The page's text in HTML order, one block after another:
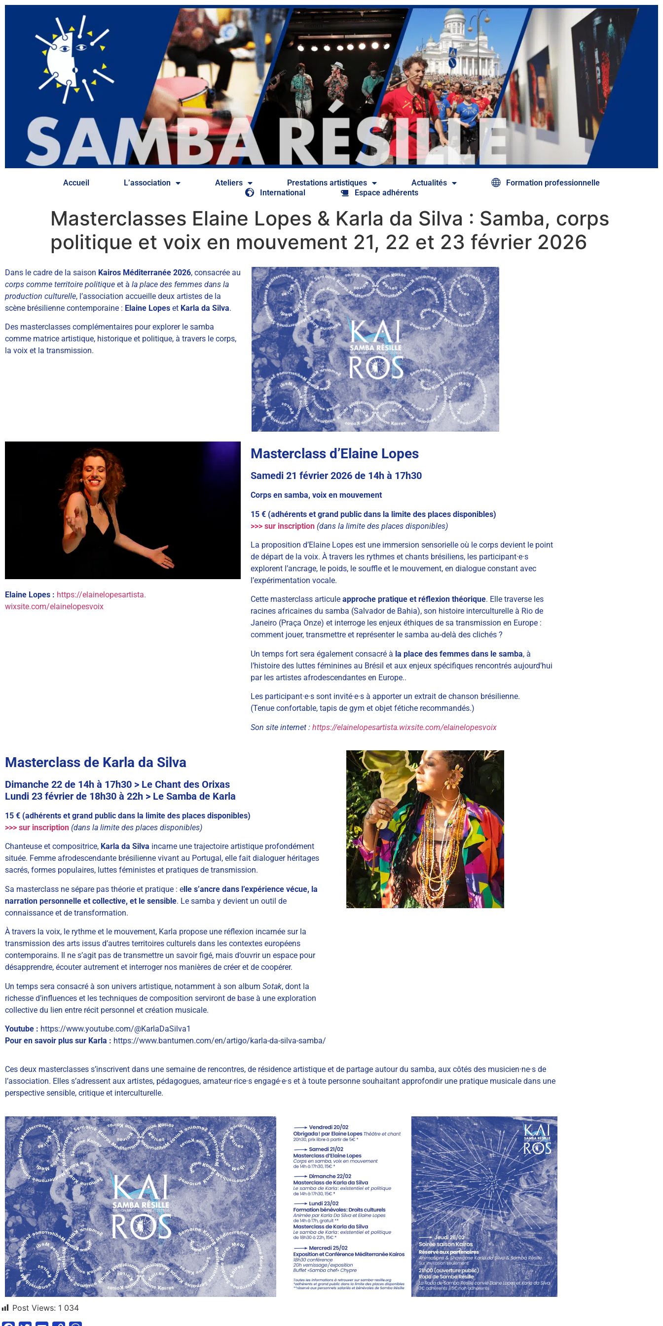
Accueil L’association Ateliers Prestations artistiques​ Actualités
Formation professionnelle
International
Espace adhérents
Masterclasses Elaine Lopes & Karla da Silva : Samba, corps
politique et voix en mouvement 21, 22 et 23 février 2026
Dans le cadre de la saison Kairos Méditerranée 2026, consacrée au
corps comme territoire politique et à la place des femmes dans la
production culturelle, l’association accueille deux artistes de la
scène brésilienne contemporaine : Elaine Lopes et Karla da Silva.
Des masterclasses complémentaires pour explorer le samba
comme matrice artistique, historique et politique, à travers le corps,
la voix et la transmission.
Elaine Lopes : https://elainelopesartista.
wixsite.com/elainelopesvoix
Masterclass d’Elaine Lopes
Samedi 21 février 2026 de 14h à 17h30
Corps en samba, voix en mouvement
15 € (adhérents et grand public dans la limite des places disponibles)
>>> sur inscription (dans la limite des places disponibles)
La proposition d’Elaine Lopes est une immersion sensorielle où le corps devient le point
de départ de la voix. À travers les rythmes et chants brésiliens, les participant·e·s
explorent l’ancrage, le poids, le souffle et le mouvement, en dialogue constant avec
l’expérimentation vocale.
Cette masterclass articule approche pratique et réflexion théorique. Elle traverse les
racines africaines du samba (Salvador de Bahia), son histoire interculturelle à Rio de
Janeiro (Praça Onze) et interroge les enjeux éthiques de sa transmission en Europe :
comment jouer, transmettre et représenter le samba au-delà des clichés ?
Un temps fort sera également consacré à la place des femmes dans le samba, à
l’histoire des luttes féminines au Brésil et aux enjeux spécifiques rencontrés aujourd’hui
par les artistes afrodescendantes en Europe..
Les participant·e·s sont invité·e·s à apporter un extrait de chanson brésilienne.
(Tenue confortable, tapis de gym et objet fétiche recommandés.)
Son site internet : https://elainelopesartista.wixsite.com/elainelopesvoix
Masterclass de Karla da Silva
Dimanche 22 de 14h à 17h30 > Le Chant des Orixas
Lundi 23 février de 18h30 à 22h > Le Samba de Karla
15 € (adhérents et grand public dans la limite des places disponibles)
>>> sur inscription (dans la limite des places disponibles)
Chanteuse et compositrice, Karla da Silva incarne une trajectoire artistique profondément
située. Femme afrodescendante brésilienne vivant au Portugal, elle fait dialoguer héritages
sacrés, formes populaires, luttes féministes et pratiques de transmission.
Sa masterclass ne sépare pas théorie et pratique : elle s’ancre dans l’expérience vécue, la
narration personnelle et collective, et le sensible. Le samba y devient un outil de
connaissance et de transformation.
À travers la voix, le rythme et le mouvement, Karla propose une réflexion incarnée sur la
transmission des arts issus d’autres territoires culturels dans les contextes européens
contemporains. Il ne s’agit pas de transmettre un savoir figé, mais d’ouvrir un espace pour
désapprendre, écouter autrement et interroger nos manières de créer et de coopérer.
Un temps sera consacré à son univers artistique, notamment à son album Sotak, dont la
richesse d’influences et les techniques de composition serviront de base à une exploration
collective du lien entre récit personnel et création musicale.
Youtube : https://www.youtube.com/@KarlaDaSilva1
Pour en savoir plus sur Karla : https://www.bantumen.com/en/artigo/karla-da-silva-samba/
Ces deux masterclasses s’inscrivent dans une semaine de rencontres, de résidence artistique et de partage autour du samba, aux côtés des musicien·ne·s de
l’association. Elles s’adressent aux artistes, pédagogues, amateur·rice·s engagé·e·s et à toute personne souhaitant approfondir une pratique musicale dans une
perspective sensible, critique et interculturelle.
Post Views: 1 034